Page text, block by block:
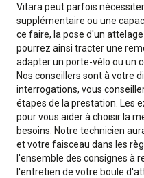
Vitara peut parfois
supplémentaire ou une
ce faire, la pose d'un
pourrez ainsi tracter une
adapter un porte-vélo ou un
Nos conseillers sont à votre
interrogations, vous
étapes de la prestation. Les
pour vous aider à choisir la
besoins. Notre technicien
et votre faisceau dans les
l'ensemble des consignes à
l'entretien de votre boule